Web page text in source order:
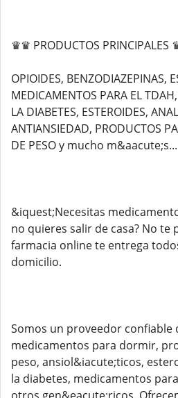
♛♛ PRODUCTOS PRINCIPALES
OPIOIDES, BENZODIAZEPINAS,
MEDICAMENTOS PARA EL
LA DIABETES, ESTEROIDES,
ANTIANSIEDAD, PRODUCTOS
DE PESO y mucho m&aacute;s...
&iquest;Necesitas
no quieres salir de casa? No te
farmacia online te entrega
domicilio.
Somos un proveedor confiable
medicamentos para dormir,
peso, ansiol&iacute;ticos,
la diabetes, medicamentos